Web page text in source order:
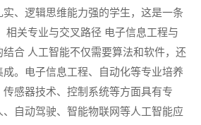
、逻辑思维能力强的学生，这是一条
相关专业与交叉路径 电子信息工程与
结合 人工智能不仅需要算法和软件，还
。电子信息工程、自动化等专业培养
感器技术、控制系统等方面具有专
自动驾驶、智能物联网等人工智能应